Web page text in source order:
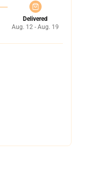
Delivered
Aug. 12 - Aug. 19